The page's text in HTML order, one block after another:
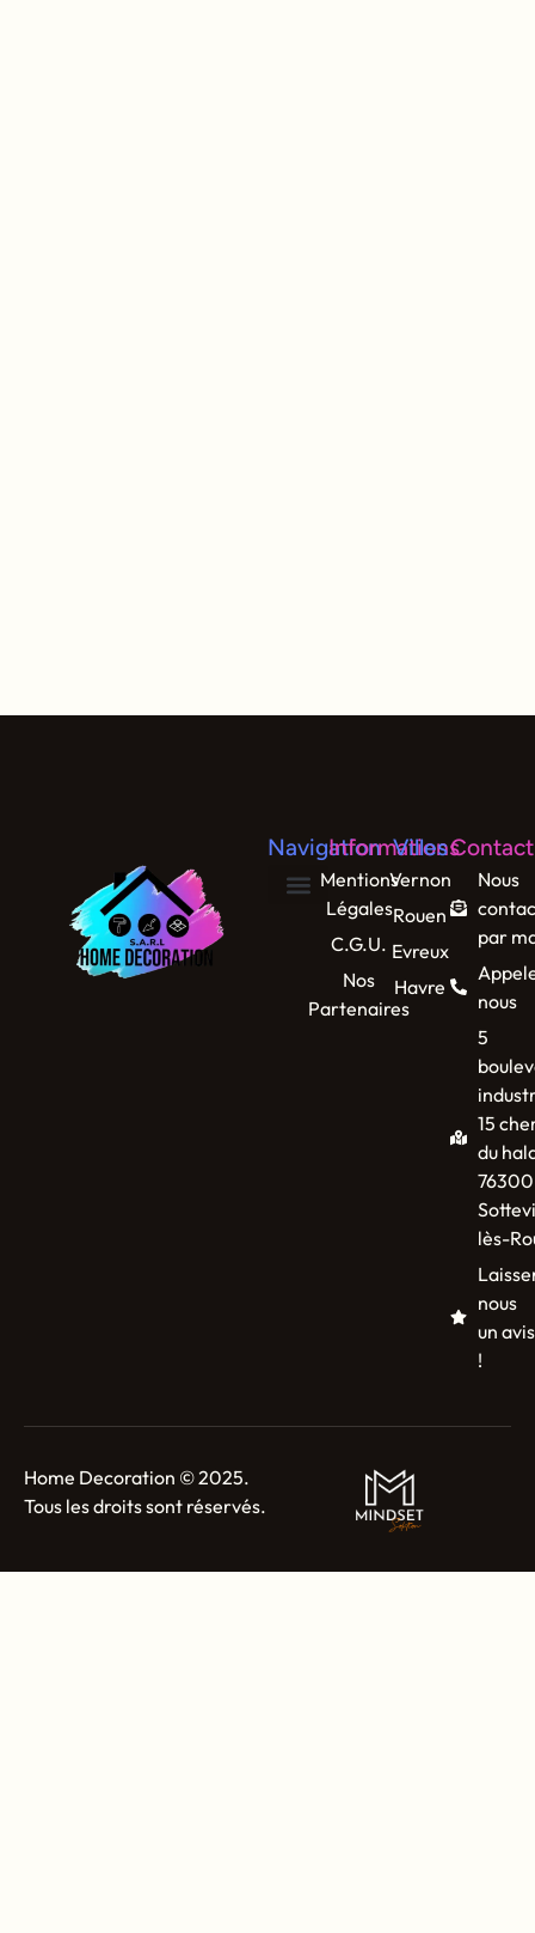
NavigationInformations
Mentions
Légales
C.G.U.
Nos
Partenaires
Villes
Vernon
Rouen
Evreux
Havre
Contact
Nous
par
nous
5
15
du
76300
lès-
nous
un avis
!
Home Decoration © 2025.
Tous les droits sont réservés.